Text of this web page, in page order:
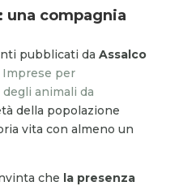
compagnia
pubblicati da Assalco
Imprese per
degli animali da
della popolazione
vita con almeno un
che la presenza